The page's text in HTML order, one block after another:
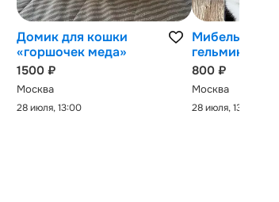
Домик для кошки
«горшочек меда»
1500 ₽
Москва
28 июля, 13:00
Мибельмакс
гельминтов
800 ₽
Москва
28 июля, 13:00